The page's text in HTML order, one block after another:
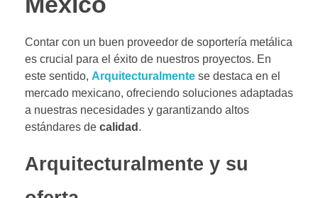
Contar con un buen proveedor de soportería metálica
es crucial para el éxito de nuestros proyectos. En
este sentido, Arquitecturalmente se destaca en el
mercado mexicano, ofreciendo soluciones adaptadas
a nuestras necesidades y garantizando altos
estándares de calidad .
Arquitecturalmente y su